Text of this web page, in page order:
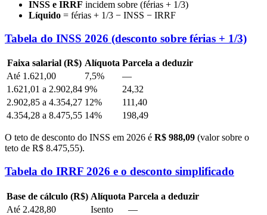
INSS e IRRF incidem sobre (férias + 1/3)
Líquido = férias + 1/3 − INSS − IRRF
Tabela do INSS 2026 (desconto sobre férias + 1/3)
Faixa salarial (R$) Alíquota Parcela a deduzir
Até 1.621,00
7,5%
—
1.621,01 a 2.902,84 9%
24,32
2.902,85 a 4.354,27 12%
111,40
4.354,28 a 8.475,55 14% 198,49
O teto de desconto do INSS em 2026 é R$ 988,09 (valor sobre o
teto de R$ 8.475,55).
Tabela do IRRF 2026 e o desconto simplificado
Base de cálculo (R$) Alíquota Parcela a deduzir
Até 2.428,80
Isento
—